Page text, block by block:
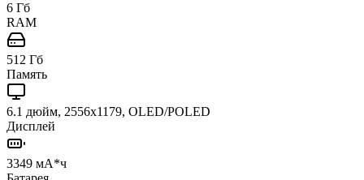
6 Гб
RAM
512 Гб
Память
6.1 дюйм, 2556x1179, OLED/POLED
Дисплей
3349 мА*ч